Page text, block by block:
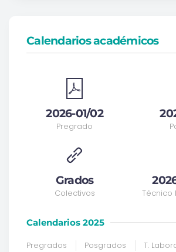
Calendarios académicos
2026-01/02
Pregrado
Grados
Colectivos Técnico
Calendarios 2025
Pregrados Posgrados T.